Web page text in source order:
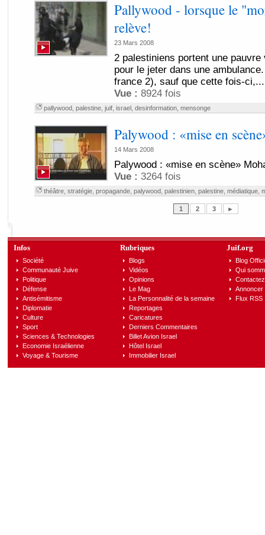
Pallywood - lorsque le
relève!
23 Mars 2008
2 palestiniens portent une
pour le jeter dans une
france 2), sauf que cette fois-ci,...
Vue : 8924 fois
pallywood, palestine, juif, israel, desinformation, mensonge
Palywood : «mise en
14 Mars 2008
Palywood : «mise en scène»
Vue : 3264 fois
théâtre, stratégie, propagande, palywood, palestinien, palestine, médiatique,
1 2 3 ►
Infos
Société
Communauté Juive
Politique
Défense
Antisémitisme
Diplomatie
Culture
Sport
Sciences & Technologies
Economie Israélienne
Voyage & Tourisme
Rubriques
Blogs
Vidéos
Opinions
Le Mag
La Personnalité de la semaine
Reportages
Caricatures
Derniers Commentaires
Billet Avion Israel
Hôtel Israel
Immobilier Israel
Juif.org
Blog
Qui
Annoncer
Flux RSS